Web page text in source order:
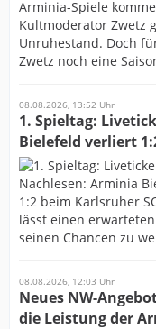
Unruhestand. Doch
Zwetz noch eine
08.08.2026, 13:52 Uhr
1. Spieltag:
Bielefeld verliert
lässt einen
seinen Chancen zu
08.08.2026, 12:03 Uhr
Neues NW-
die Leistung der